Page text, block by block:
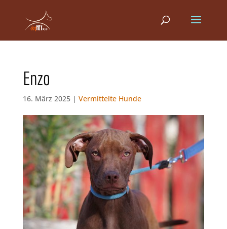
Enzo
16. März 2025 | Vermittelte Hunde